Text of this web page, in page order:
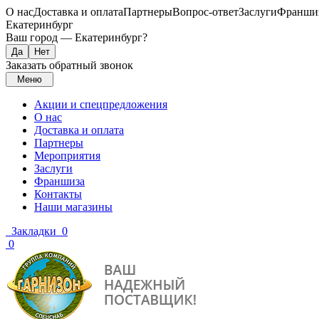
О насДоставка и оплатаПартнерыВопрос-ответЗаслуги
Екатеринбург
Ваш город — Екатеринбург?
Заказать обратный звонок
Меню
Акции и спецпредложения
О нас
Доставка и оплата
Партнеры
Мероприятия
Заслуги
Франшиза
Контакты
Наши магазины
Закладки 0
0